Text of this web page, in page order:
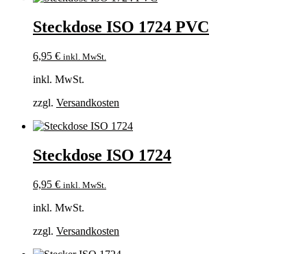
Steckdose ISO 1724 PVC
6,95 € inkl. MwSt.
inkl. MwSt.
zzgl. Versandkosten
Steckdose ISO 1724
6,95 € inkl. MwSt.
inkl. MwSt.
zzgl. Versandkosten